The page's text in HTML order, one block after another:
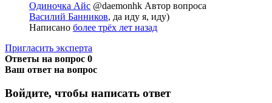
Одиночка Айс @daemonhk Автор вопроса
Василий Банников, да иду я, иду)
Написано более трёх лет назад
Пригласить эксперта
Ответы на вопрос 0
Ваш ответ на вопрос
Войдите, чтобы написать ответ